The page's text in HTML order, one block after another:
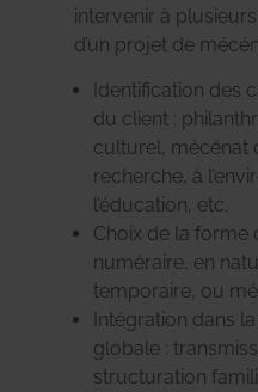
intervenir à
d’un projet de
Identification des
du client :
culturel, mécénat
recherche, à
l’éducation, etc.
Choix de la forme
numéraire, en
temporaire, ou
Intégration dans
globale :
structuration